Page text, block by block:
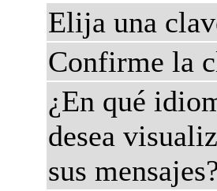
Elija una
Confirme la
¿En qué
desea
sus